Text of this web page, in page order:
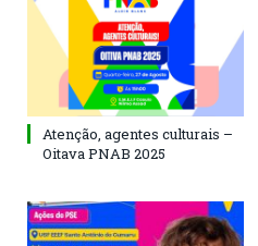
Atenção, agentes culturais –
Oitava PNAB 2025